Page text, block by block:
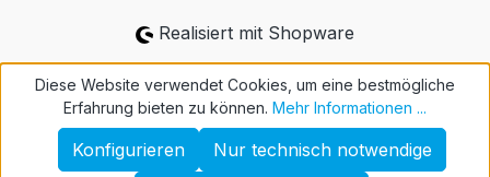
Realisiert mit Shopware
Diese Website verwendet Cookies, um eine bestmögliche
Erfahrung bieten zu können. Mehr Informationen ...
Nur technisch notwendige
Konfigurieren